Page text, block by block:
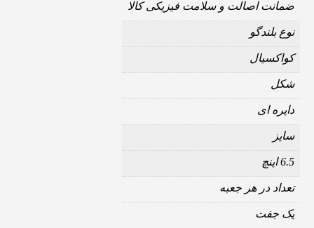
ضمانت اصالت و سلامت فیزیکی کالا
نوع بلندگو
کواکسیال
شکل
دایره ای
سایز
6.5 اینچ
تعداد در هر جعبه
یک جفت